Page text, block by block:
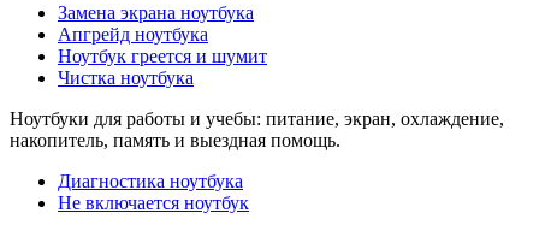
Замена экрана ноутбука
Апгрейд ноутбука
Ноутбук греется и шумит
Чистка ноутбука
Ноутбуки для работы и учебы: питание, экран, охлаждение,
накопитель, память и выездная помощь.
Диагностика ноутбука
Не включается ноутбук